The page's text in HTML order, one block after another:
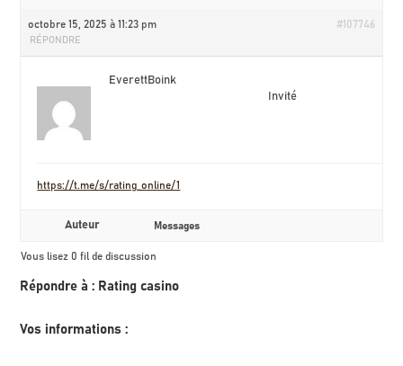
octobre 15, 2025 à 11:23 pm #107746
RÉPONDRE
EverettBoink
Invité
https://t.me/s/rating_online/1
Auteur Messages
Vous lisez 0 fil de discussion
Répondre à : Rating casino
Vos informations :